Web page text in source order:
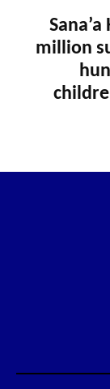
million